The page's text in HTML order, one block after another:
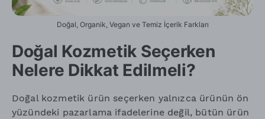
Doğal, Organik, Vegan ve Temiz İçerik Farkları
Doğal Kozmetik Seçerken
Nelere Dikkat Edilmeli?
Doğal kozmetik ürün seçerken yalnızca ürünün ön
yüzündeki pazarlama ifadelerine değil, bütün ürün